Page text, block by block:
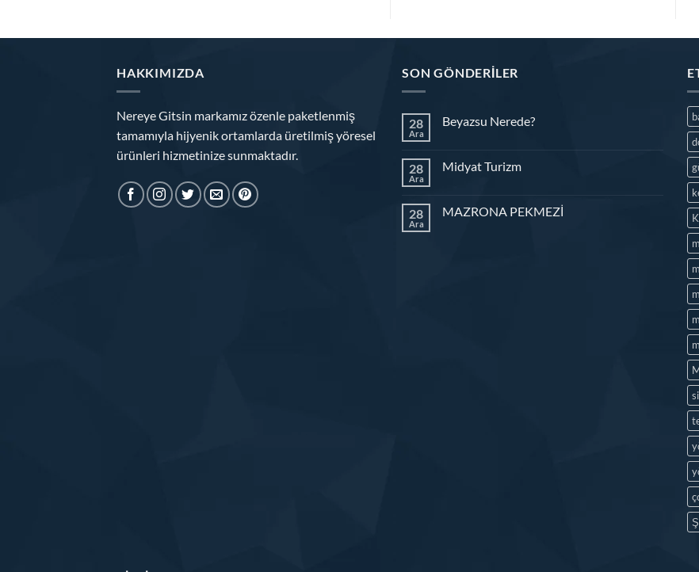
HAKKIMIZDA
Nereye Gitsin markamız özenle paketlenmiş
tamamıyla hijyenik ortamlarda üretilmiş yöresel
ürünleri hizmetinize sunmaktadır.
SON GÖNDERILER
28
Ara
Beyazsu Nerede?
28
Ara
Midyat Turizm
28
Ara
MAZRONA PEKMEZİ